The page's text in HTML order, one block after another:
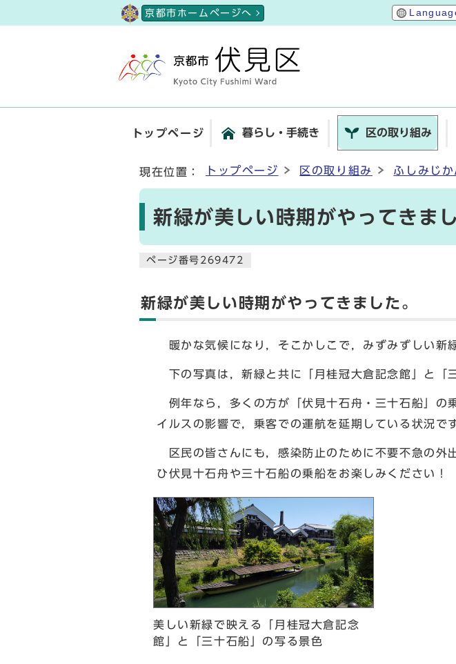
京都市ホームページへ
トップページ 暮らし・手続き 区の取り組み
現在位置： トップページ 区の取り組み ふしみじか
新緑が美しい時期がやってきまし
ページ番号269472
新緑が美しい時期がやってきました。
暖かな気候になり，そこかしこで，みずみずしい新
下の写真は，新緑と共に「月桂冠大倉記念館」と「
例年なら，多くの方が「伏見十石舟・三十石船」の
イルスの影響で，乗客での運航を延期している状況で
区民の皆さんにも，感染防止のために不要不急の外
ひ伏見十石舟や三十石船の乗船をお楽しみください！
美しい新緑で映える「月桂冠大倉記念
館」と「三十石船」の写る景色